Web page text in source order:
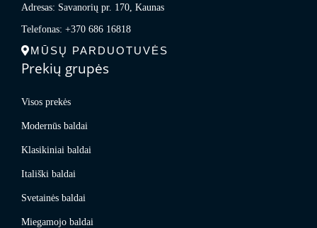
Adresas: Savanorių pr. 170, Kaunas
Telefonas: +370 686 16818
MŪSŲ PARDUOTUVĖS
Prekių grupės
Visos prekės
Modernūs baldai
Klasikiniai baldai
Itališki baldai
Svetainės baldai
Miegamojo baldai